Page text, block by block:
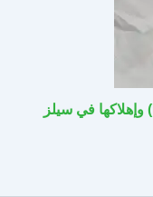
كيف تدير الأصول الثابتة (Fixed Assets) وإهلاكها في سيلز